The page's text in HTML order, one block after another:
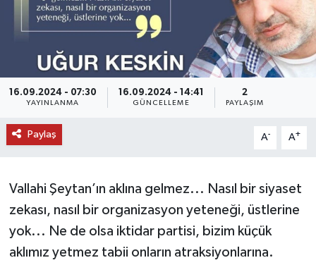
16.09.2024 - 07:30
YAYINLANMA
16.09.2024 - 14:41
GÜNCELLEME
2
PAYLAŞIM
Paylaş A- A+
Vallahi Şeytan’ın aklına gelmez... Nasıl bir siyaset
zekası, nasıl bir organizasyon yeteneği, üstlerine
yok... Ne de olsa iktidar partisi, bizim küçük
aklımız yetmez tabii onların atraksiyonlarına.
DÜNYA
EĞİTİM
TURİZM
RÖPORTAJ
YAZARLAR